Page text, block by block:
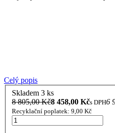
Celý popis
Skladem 3 ks
8 805,00 Kč8 458,00 Kčs DPH6
Recyklační poplatek: 9,00 Kč